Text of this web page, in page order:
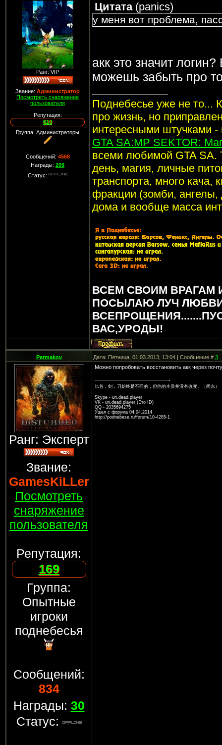
Ранг: VIP
Звание: Администратор
Посмотреть снаряжение
пользователя
Репутация:
610
Группа: Администраторы
Сообщений: 4568
Награды: 209
Статус:
Цитата(panics)
у меня вот проблема,
акк это значит
можешь забыть про
Поднебесье уже не то...
про жизнь, но
интересными штучками
GTA SA:MP SEKTOR:
всеми любимой GTA SA.
день, магия, личные
транспорта, много кача,
фракции (зомби,
дома и вообще масса
ВСЕМ СВОИМ ВРАГАМ
ПОСЫЛАЮ ЛУЧ
ВАС,УРОДЫ!
Permakov Дата: Пятница, 01.03.2013, 13:04 | Сообщение #3
Ранг: Эксперт
Звание:
GamesKiLLer
Посмотреть
снаряжение
пользователя
Репутация:
169
Группа:
Опытные
игроки
поднебесья
Сообщений:
834
Награды: 30
Статус:
Можно попробовать восстановить акк через
匕首，剑，刀始终是不同的，但他的本质并没有改变。（闳东）
Skype - un.dead.player
VK - un.dead.player (Это ID)
QQ - 2035694275
Ушел с форума 04.04.2014
http://podnebese.ru/forum/10-4285-1